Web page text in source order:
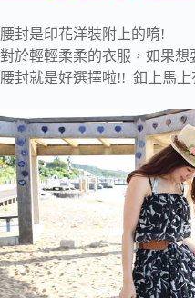
腰封是印花洋裝附上的唷!
對於輕輕柔柔的衣服，如果
腰封就是好選擇啦!! 釦上馬上